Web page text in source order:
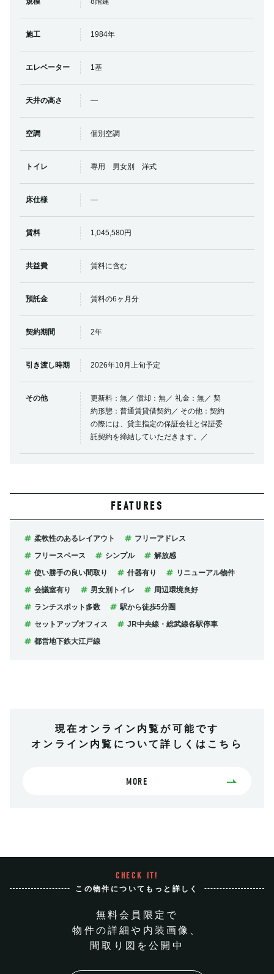
施工 1984年
エレベーター 1基
天井の高さ ―
空調 個別空調
トイレ 専用 男女別 洋式
床仕様 ―
賃料 1,045,580円
共益費 賃料に含む
預託金 賃料の6ヶ月分
契約期間 2年
引き渡し時期 2026年10月上旬予定
その他
更新料：無／ 償却：無／ 礼金：無／ 契
約形態：普通賃貸借契約／ その他：契約
の際には、貸主指定の保証会社と保証委
託契約を締結していただきます。／
FEATURES
柔軟性のあるレイアウト
フリーアドレス
フリースペース
シンプル
解放感
使い勝手の良い間取り
什器有り
リニューアル物件
会議室有り
男女別トイレ
周辺環境良好
ランチスポット多数
駅から徒歩5分圏
セットアップオフィス
JR中央線・総武線各駅停車
都営地下鉄大江戸線
現在オンライン内覧が可能です
オンライン内覧について詳しくはこちら
MORE
CHECK IT!
この物件についてもっと詳しく
無料会員限定で
物件の詳細や内装画像、
間取り図を公開中